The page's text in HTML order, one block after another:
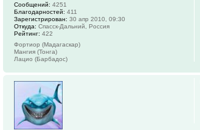
Сообщений: 4251
Благодарностей: 411
Зарегистрирован: 30 апр 2010, 09:30
Откуда: Спасск-Дальний, Россия
Рейтинг: 422
Фортиор (Мадагаскар)
Мангия (Тонга)
Лацио (Барбадос)